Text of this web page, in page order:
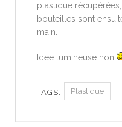
plastique
bouteilles sont
main.
Idée lumineuse non
TAGS: Plastique